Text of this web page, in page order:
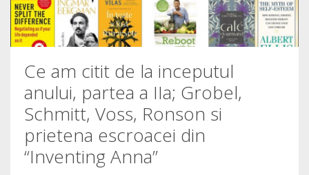
Ce am citit de la inceputul
anului, partea a IIa; Grobel,
Schmitt, Voss, Ronson si
prietena escroacei din
“Inventing Anna”